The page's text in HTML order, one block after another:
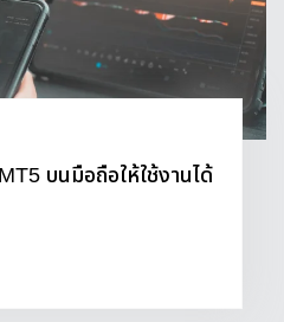
บนมือถือให้ใช้งานได้